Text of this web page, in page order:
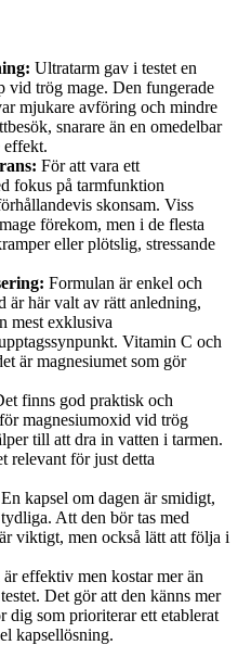
Ultratarm gav i testet en
trög mage. Den fungerade
mjukare avföring och mindre
snarare än en omedelbar
effekt.
För att vara ett
fokus på tarmfunktion
skonsam. Viss
förekom, men i de flesta
eller plötslig, stressande
Formulan är enkel och
är här valt av rätt anledning,
mest exklusiva
Vitamin C och
är magnesiumet som gör
finns god praktisk och
magnesiumoxid vid trög
till att dra in vatten i tarmen.
relevant för just detta
En kapsel om dagen är smidigt,
Att den bör tas med
viktigt, men också lätt att följa i
effektiv men kostar mer än
Det gör att den känns mer
dig som prioriterar ett etablerat
kapsellösning.